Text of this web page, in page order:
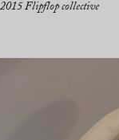
Flipflop collective